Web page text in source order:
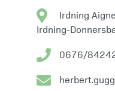
Irdning
Irdning-
0676/